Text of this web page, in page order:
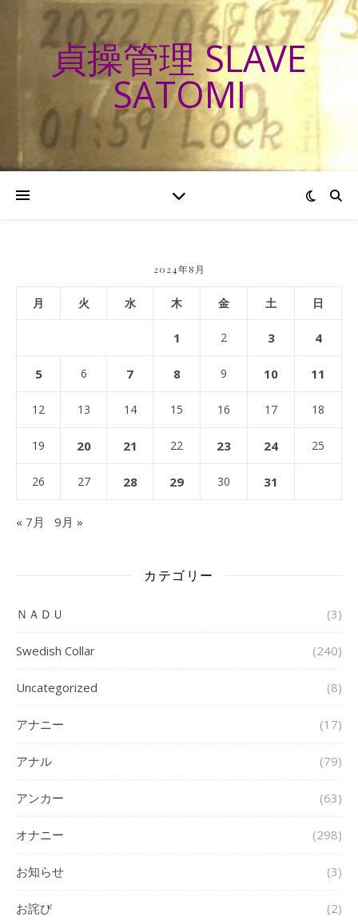
貞操管理 SLAVE
SATOMI
2024年8月
月 火 水 木 金 土 日
1 2 3 4
5 6 7 8 9 10 11
12 13 14 15 16 17 18
19 20 21 22 23 24 25
26 27 28 29 30 31
« 7月 9月 »
カテゴリー
ＮＡＤＵ (3)
Swedish Collar (240)
Uncategorized (8)
アナニー (17)
アナル (79)
アンカー (63)
オナニー (298)
お知らせ (3)
お詫び (2)